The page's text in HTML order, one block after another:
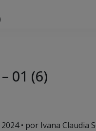
01 (6)
• por Ivana Claudia